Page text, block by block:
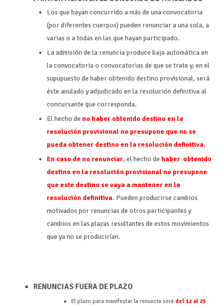
Los que hayan concurrido a más de una convocatoria
(por diferentes cuerpos) pueden renunciar a una sola, a
varias o a todas en las que hayan participado.
La admisión de la renuncia produce baja automática en
la convocatoria o convocatorias de que se trate y, en el
supupuesto de haber obtenido destino provisional, será
éste anulado y adjudicado en la resolución definitiva al
concursante que corresponda.
El hecho de no haber obtenido destino en la
resolución provisional no presupone que no se
pueda obtener destino en la resolución definitiva.
En caso de no renunciar, el hecho de haber obtenido
destino en la resolución provisional no presupone
que este destino se vaya a mantener en la
resolución definitiva. Pueden producirse cambios
motivados por renuncias de otros participantes y
cambios en las plazas resultantes de estos movimientos
que ya no se producirían.
RENUNCIAS FUERA DE PLAZO
El plazo para manifestar la renuncia será del 12 al 25